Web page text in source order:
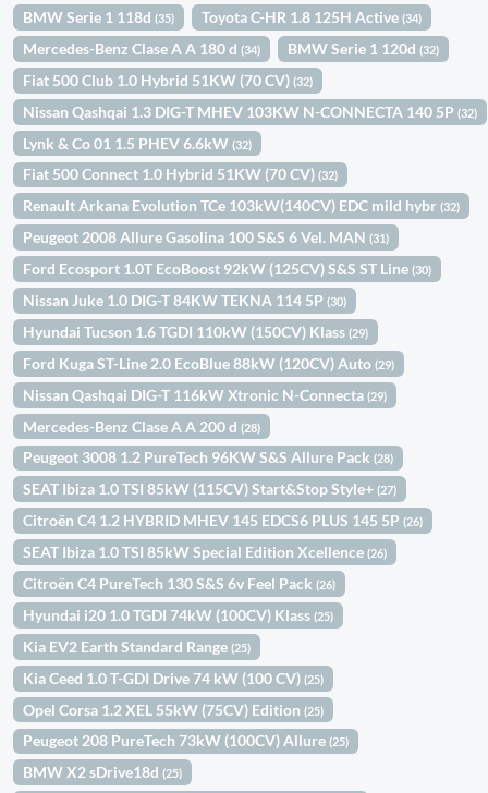
BMW Serie 1 118d(35) Toyota C-HR 1.8 125H Active(34)
Mercedes-Benz Clase A A 180 d(34) BMW Serie 1 120d(32)
Fiat 500 Club 1.0 Hybrid 51KW (70 CV)(32)
Nissan Qashqai 1.3 DIG-T MHEV 103KW N-CONNECTA 140 5P(32)
Lynk & Co 01 1.5 PHEV 6.6kW(32)
Fiat 500 Connect 1.0 Hybrid 51KW (70 CV)(32)
Renault Arkana Evolution TCe 103kW(140CV) EDC mild hybr(32)
Peugeot 2008 Allure Gasolina 100 S&S 6 Vel. MAN(31)
Ford Ecosport 1.0T EcoBoost 92kW (125CV) S&S ST Line(30)
Nissan Juke 1.0 DIG-T 84KW TEKNA 114 5P(30)
Hyundai Tucson 1.6 TGDI 110kW (150CV) Klass(29)
Ford Kuga ST-Line 2.0 EcoBlue 88kW (120CV) Auto(29)
Nissan Qashqai DIG-T 116kW Xtronic N-Connecta(29)
Mercedes-Benz Clase A A 200 d(28)
Peugeot 3008 1.2 PureTech 96KW S&S Allure Pack(28)
SEAT Ibiza 1.0 TSI 85kW (115CV) Start&Stop Style+(27)
Citroën C4 1.2 HYBRID MHEV 145 EDCS6 PLUS 145 5P(26)
SEAT Ibiza 1.0 TSI 85kW Special Edition Xcellence(26)
Citroën C4 PureTech 130 S&S 6v Feel Pack(26)
Hyundai i20 1.0 TGDI 74kW (100CV) Klass(25)
Kia EV2 Earth Standard Range(25)
Kia Ceed 1.0 T-GDI Drive 74 kW (100 CV)(25)
Opel Corsa 1.2 XEL 55kW (75CV) Edition(25)
Peugeot 208 PureTech 73kW (100CV) Allure(25)
BMW X2 sDrive18d(25)